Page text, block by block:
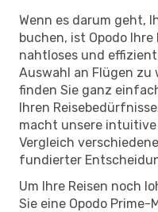
Wenn es darum geht,
buchen, ist Opodo
nahtloses und
Auswahl an Flügen
finden Sie ganz
Ihren
macht unsere
Vergleich
fundierter
Um Ihre Reisen noch
Sie eine Opodo